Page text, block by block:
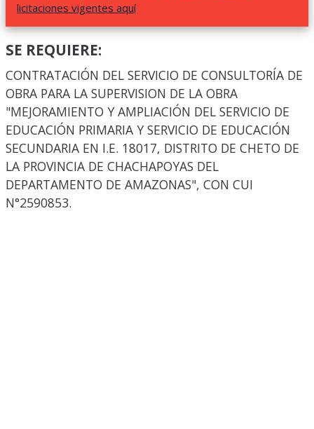
licitaciones vigentes aquí
SE REQUIERE:
CONTRATACIÓN DEL SERVICIO DE CONSULTORÍA DE
OBRA PARA LA SUPERVISION DE LA OBRA
"MEJORAMIENTO Y AMPLIACIÓN DEL SERVICIO DE
EDUCACIÓN PRIMARIA Y SERVICIO DE EDUCACIÓN
SECUNDARIA EN I.E. 18017, DISTRITO DE CHETO DE
LA PROVINCIA DE CHACHAPOYAS DEL
DEPARTAMENTO DE AMAZONAS", CON CUI
N°2590853.